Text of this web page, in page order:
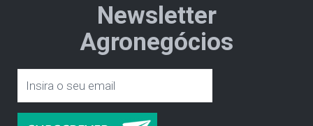
Newsletter
Agronegócios